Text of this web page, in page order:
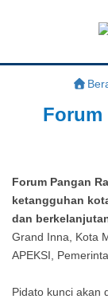
APEKSI
#APEKSInergi
Forum
Forum Pangan
ketangguhan
dan
Grand Inna, Kota
APEKSI,
Pidato kunci akan